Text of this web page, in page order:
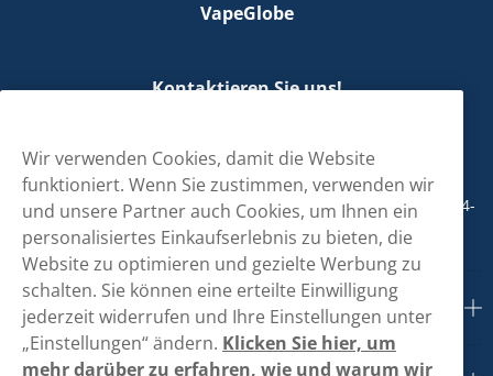
VapeGlobe
Kontaktieren Sie uns!
+498001800890
Mo/Di/Fr: 09-17 Uhr (Pause 12-13) Mi/Do: 10-19 Uhr (Pause 14-
15)
Kundendienst
Wir verwenden Cookies, damit die Website
funktioniert. Wenn Sie zustimmen, verwenden wir
und unsere Partner auch Cookies, um Ihnen ein
personalisiertes Einkaufserlebnis zu bieten, die
Website zu optimieren und gezielte Werbung zu
schalten. Sie können eine erteilte Einwilligung
jederzeit widerrufen und Ihre Einstellungen unter
„Einstellungen“ ändern. Klicken Sie hier, um
mehr darüber zu erfahren, wie und warum wir